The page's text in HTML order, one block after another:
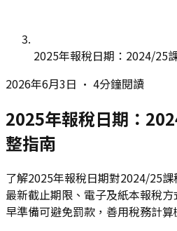
2025年報稅日期：2024/25
2026年6月3日 • 4分鐘閱讀
2025年報稅日期：
整指南
了解2025年報稅日期對2024/25
最新截止期限、電子及紙本報稅
早準備可避免罰款，善用稅務計